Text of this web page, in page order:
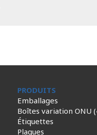
PRODUITS
Emballages
Boîtes variation ONU
Étiquettes
Plaques